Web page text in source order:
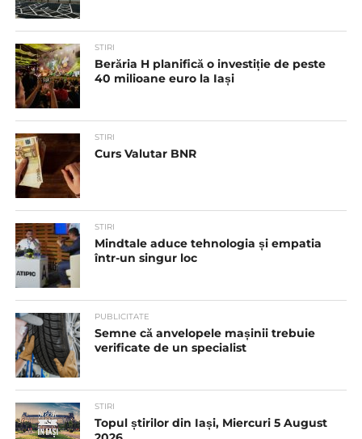
STIRI
Berăria H planifică o investiție de peste
40 milioane euro la Iași
STIRI
Curs Valutar BNR
STIRI
Mindtale aduce tehnologia și empatia
într-un singur loc
PUBLICITATE
Semne că anvelopele mașinii trebuie
verificate de un specialist
STIRI
Topul știrilor din Iași, Miercuri 5 August